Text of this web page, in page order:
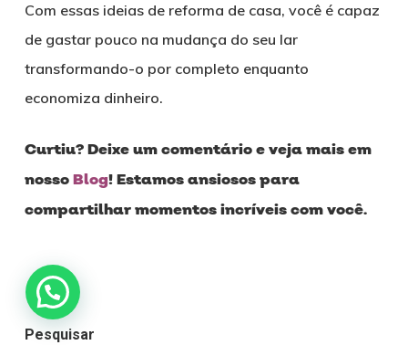
Com essas ideias de reforma de casa, você é capaz
de gastar pouco na mudança do seu lar
transformando-o por completo enquanto
economiza dinheiro.
Curtiu? Deixe um comentário e veja mais em
nossoBlog! Estamos ansiosos para
compartilhar momentos incríveis com você.
Pesquisar